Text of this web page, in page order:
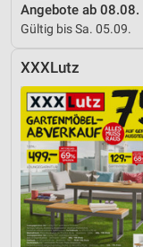
Angebote ab 08.08.
Gültig bis Sa. 05.09.
XXXLutz
Geräte anhand
Informationen
Nicht-IAB-
Notwendig
Performance
Funktional
Werbung